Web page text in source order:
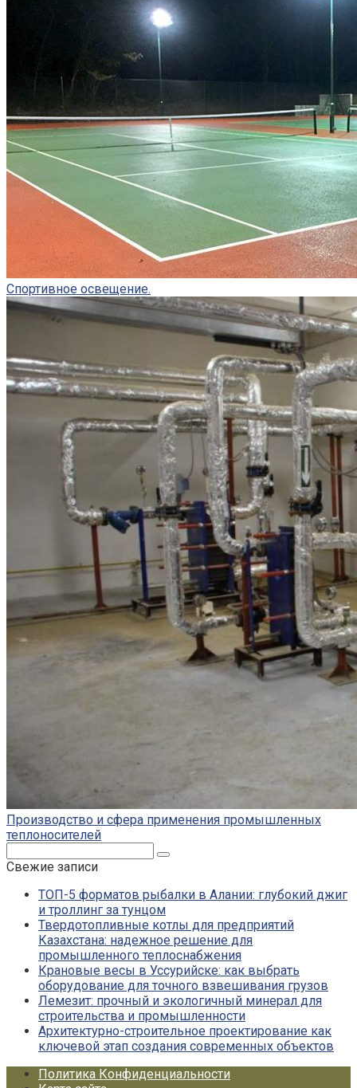
Спортивное освещение.
Производство и сфера применения промышленных
теплоносителей
Свежие записи
ТОП-5 форматов рыбалки в Алании: глубокий джиг
и троллинг за тунцом
Твердотопливные котлы для предприятий
Казахстана: надежное решение для
промышленного теплоснабжения
Крановые весы в Уссурийске: как выбрать
оборудование для точного взвешивания грузов
Лемезит: прочный и экологичный минерал для
строительства и промышленности
Архитектурно-строительное проектирование как
ключевой этап создания современных объектов
Политика Конфиденциальности